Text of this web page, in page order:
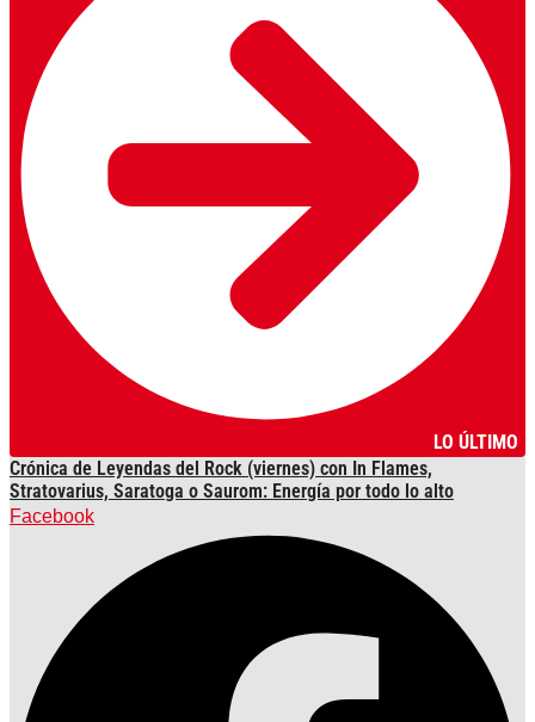
LO ÚLTIMO
Crónica de Leyendas del Rock (viernes) con In Flames,
Stratovarius, Saratoga o Saurom: Energía por todo lo alto
Facebook